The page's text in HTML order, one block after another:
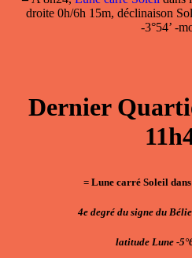
droite 0h/6h 15m, déclinaison
-3°54’ -
Dernier
= Lune carré Soleil
4e degré du signe du
latitude Lune -